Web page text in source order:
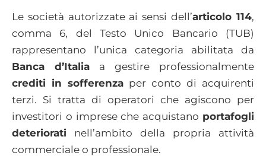
Le società autorizzate ai sensi dell’articolo 114,
comma 6, del Testo Unico Bancario (TUB)
rappresentano l’unica categoria abilitata da
Banca d’Italia a gestire professionalmente
crediti in sofferenza per conto di acquirenti
terzi. Si tratta di operatori che agiscono per
investitori o imprese che acquistano portafogli
deteriorati nell’ambito della propria attività
commerciale o professionale.